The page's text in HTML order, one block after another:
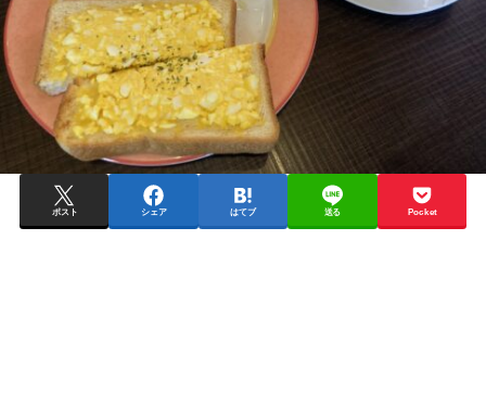
ポスト シェア はてブ 送る Pocket